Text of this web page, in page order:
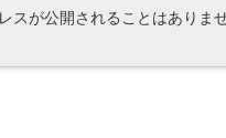
スが公開されることはありませ